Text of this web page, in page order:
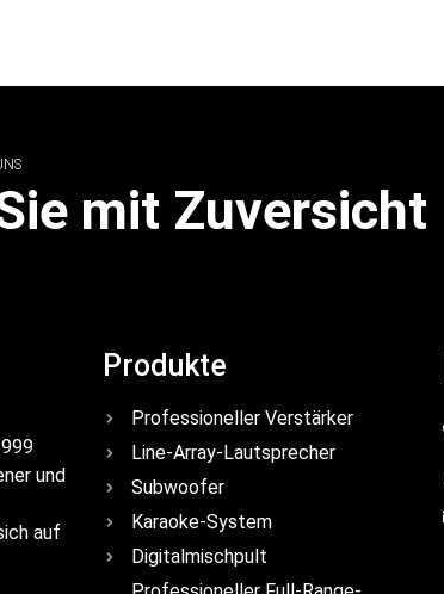
mit Zuversicht
und
auf
Produkte
Professioneller Verstärker
Line-Array-Lautsprecher
Subwoofer
Karaoke-System
Digitalmischpult